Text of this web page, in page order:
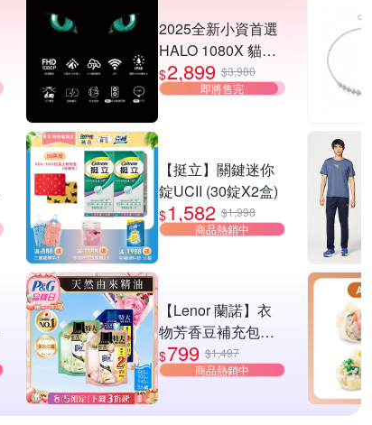
2025全新小資首選
HALO 1080X 貓貓
機 機車行車記錄器
贈32G記憶卡 (前後
$2,899 $3,980
即將售完
【挺立】關鍵迷你
錠UCII (30錠X2盒)
$1,582 $1,998
商品熱銷中
【Lenor 蘭諾】衣
物芳香豆補充包多
款 任選3入
$799 $1,497
商品熱銷中